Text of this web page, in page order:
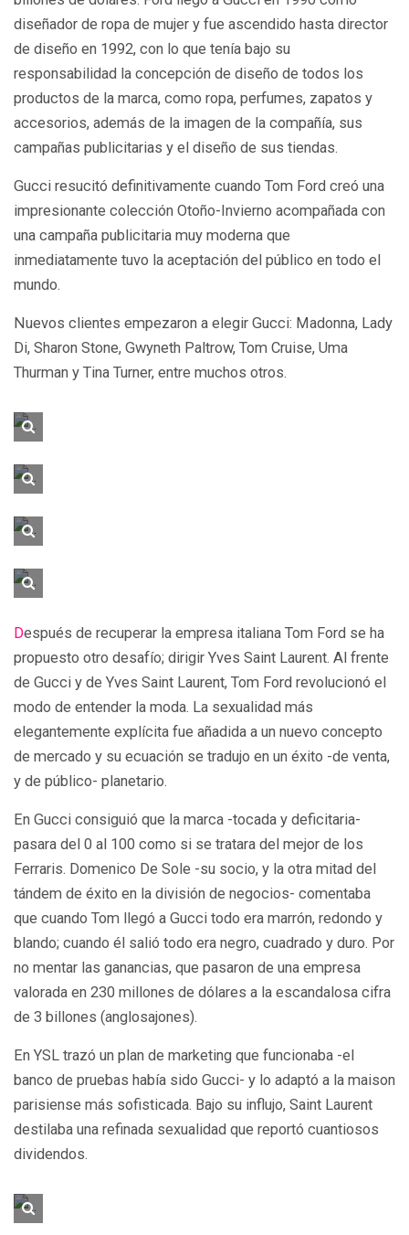
diseñador de ropa de mujer y fue ascendido hasta director
de diseño en 1992, con lo que tenía bajo su
responsabilidad la concepción de diseño de todos los
productos de la marca, como ropa, perfumes, zapatos y
accesorios, además de la imagen de la compañía, sus
campañas publicitarias y el diseño de sus tiendas.
Gucci resucitó definitivamente cuando Tom Ford creó una
impresionante colección Otoño-Invierno acompañada con
una campaña publicitaria muy moderna que
inmediatamente tuvo la aceptación del público en todo el
mundo.
Nuevos clientes empezaron a elegir Gucci: Madonna, Lady
Di, Sharon Stone, Gwyneth Paltrow, Tom Cruise, Uma
Thurman y Tina Turner, entre muchos otros.
Después de recuperar la empresa italiana Tom Ford se ha
propuesto otro desafío; dirigir Yves Saint Laurent. Al frente
de Gucci y de Yves Saint Laurent, Tom Ford revolucionó el
modo de entender la moda. La sexualidad más
elegantemente explícita fue añadida a un nuevo concepto
de mercado y su ecuación se tradujo en un éxito -de venta,
y de público- planetario.
En Gucci consiguió que la marca -tocada y deficitaria-
pasara del 0 al 100 como si se tratara del mejor de los
Ferraris. Domenico De Sole -su socio, y la otra mitad del
tándem de éxito en la división de negocios- comentaba
que cuando Tom llegó a Gucci todo era marrón, redondo y
blando; cuando él salió todo era negro, cuadrado y duro. Por
no mentar las ganancias, que pasaron de una empresa
valorada en 230 millones de dólares a la escandalosa cifra
de 3 billones (anglosajones).
En YSL trazó un plan de marketing que funcionaba -el
banco de pruebas había sido Gucci- y lo adaptó a la maison
parisiense más sofisticada. Bajo su influjo, Saint Laurent
destilaba una refinada sexualidad que reportó cuantiosos
dividendos.